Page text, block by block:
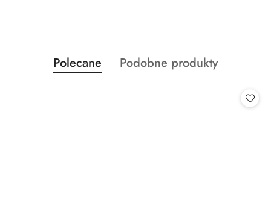
Pomiń karuzelę produktów
Produkty
o
Polecane
Produkty
Podobne produkty